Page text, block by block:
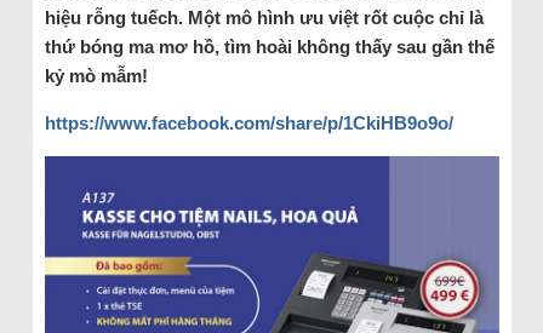
hiệu rỗng tuếch. Một mô hình ưu việt rốt cuộc chỉ là
thứ bóng ma mơ hồ, tìm hoài không thấy sau gần thế
kỷ mò mẫm!
https://www.facebook.com/share/p/1CkiHB9o9o/